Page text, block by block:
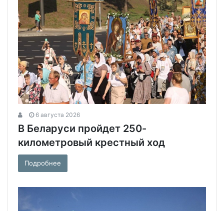
6 августа 2026
В Беларуси пройдет 250-
километровый крестный ход
Подробнее